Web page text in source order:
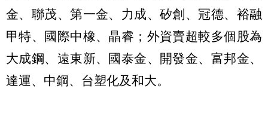
金、聯茂、第一金、力成、矽創、冠德、裕融
甲特、國際中橡、晶睿；外資賣超較多個股為
大成鋼、遠東新、國泰金、開發金、富邦金、
達運、中鋼、台塑化及和大。